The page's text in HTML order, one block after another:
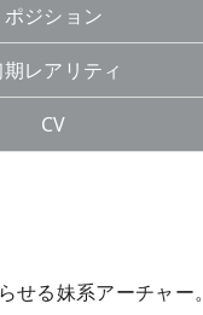
ポジション
レアリティ
CV
せる妹系アーチャ